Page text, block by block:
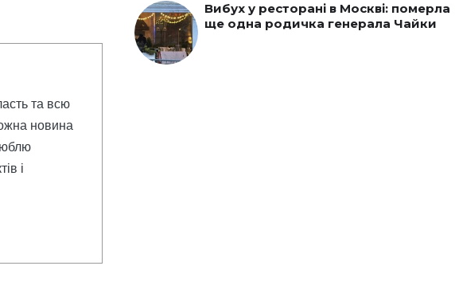
та всю
новина
і
Вибух у ресторані в Москві: померла
ще одна родичка генерала Чайки